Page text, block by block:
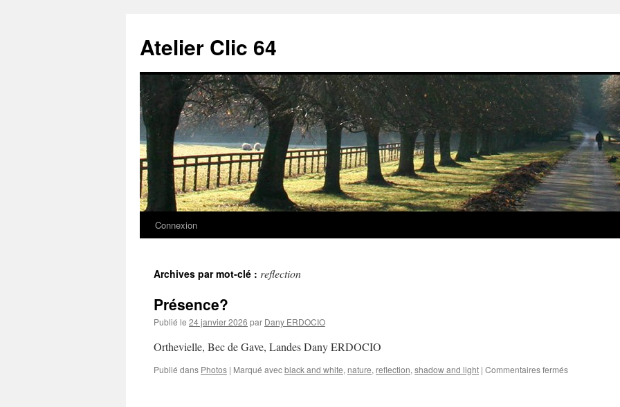
contenu
Atelier Clic 64
Connexion
Archives par mot-clé : reflection
Présence?
Publié le 24 janvier 2026 par Dany ERDOCIO
Orthevielle, Bec de Gave, Landes Dany ERDOCIO
Publié dans Photos | Marqué avecblack and white, nature, reflection, shadow and light | Commentaires ferméssur